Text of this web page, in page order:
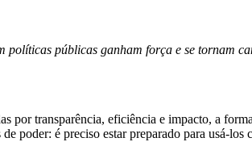
públicas ganham força e se tornam
por transparência, eficiência e impacto, a
poder: é preciso estar preparado para usá-los